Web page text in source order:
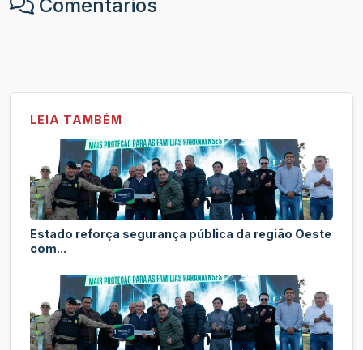
Comentários
LEIA TAMBÉM
Estado reforça segurança pública da região Oeste
com...